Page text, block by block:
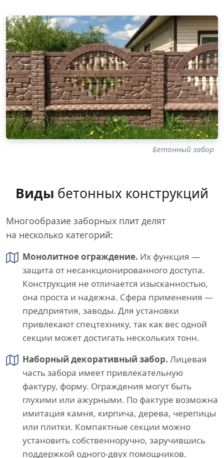
Бетонный забор
Виды бетонных конструкций
Многообразие заборных плит делят
на несколько категорий:
Монолитное ограждение. Их функция —
защита от несанкционированного доступа.
Конструкция не отличается изысканностью,
она проста и надежна. Сфера применения —
предприятия, заводы. Для установки
привлекают спецтехнику, так как вес одной
секции может достигать нескольких тонн.
Наборный декоративный забор. Лицевая
часть забора имеет привлекательную
фактуру, форму. Ограждения могут быть
глухими или ажурными. По фактуре возможна
имитация камня, кирпича, дерева, черепицы
или плитки. Компактные секции можно
установить собственноручно, заручившись
поддержкой одного-двух помощников.